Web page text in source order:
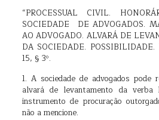
“PROCESSUAL CIVIL.
SOCIEDADE DE ADVOGADOS.
AO ADVOGADO. ALVARÁ DE
DA SOCIEDADE.
15, § 3º.
1. A sociedade de advogados pode
alvará de levantamento da verba
instrumento de procuração
não a mencione.